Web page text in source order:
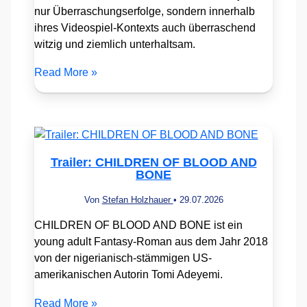
nur Überraschungserfolge, sondern innerhalb
ihres Videospiel-Kontexts auch überraschend
witzig und ziemlich unterhaltsam.
Read More »
Trailer: CHILDREN OF BLOOD AND
BONE
Von Stefan Holzhauer • 29.07.2026
CHILDREN OF BLOOD AND BONE ist ein
young adult Fantasy-Roman aus dem Jahr 2018
von der nigerianisch-stämmigen US-
amerikanischen Autorin Tomi Adeyemi.
Read More »